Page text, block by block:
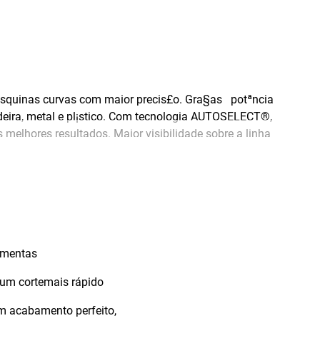
curvas com maior precis£o. Gra§as potªncia
metal e pl¡stico. Com tecnologia AUTOSELECT®,
melhores resultados. Maior visibilidade sobre a linha
madeira.
cortemais rápido
acabamento perfeito,